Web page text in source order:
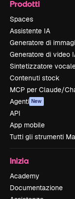
Prodotti
Spaces
Assistente IA
Generatore di
Generatore di video
Sintetizzatore
Contenuti stock
MCP per Claude/
Agenti New
API
App mobile
Tutti gli strumenti
Inizia
Academy
Documentazione